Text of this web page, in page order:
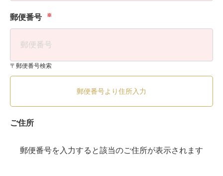
郵便番号 ※
〒郵便番号検索
郵便番号より住所入力
ご住所
郵便番号を入力すると該当のご住所が表示されます